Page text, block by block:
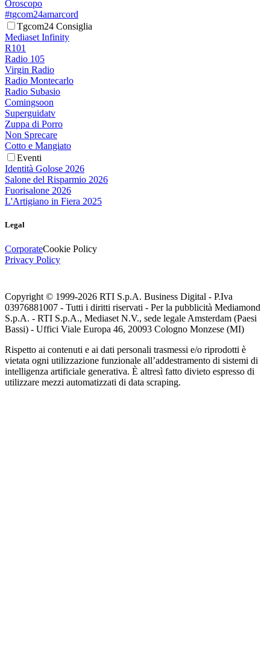
Oroscopo
#tgcom24amarcord
Tgcom24 Consiglia
Mediaset Infinity
R101
Radio 105
Virgin Radio
Radio Montecarlo
Radio Subasio
Comingsoon
Superguidatv
Zuppa di Porro
Non Sprecare
Cotto e Mangiato
Eventi
Identità Golose 2026
Salone del Risparmio 2026
Fuorisalone 2026
L'Artigiano in Fiera 2025
Legal
CorporateCookie Policy
Privacy Policy
Copyright © 1999-2026 RTI S.p.A. Business Digital - P.Iva
03976881007 - Tutti i diritti riservati - Per la pubblicità Mediamond
S.p.A. - RTI S.p.A., Mediaset N.V., sede legale Amsterdam (Paesi
Bassi) - Uffici Viale Europa 46, 20093 Cologno Monzese (MI)
Rispetto ai contenuti e ai dati personali trasmessi e/o riprodotti è
vietata ogni utilizzazione funzionale all’addestramento di sistemi di
intelligenza artificiale generativa. È altresì fatto divieto espresso di
utilizzare mezzi automatizzati di data scraping.